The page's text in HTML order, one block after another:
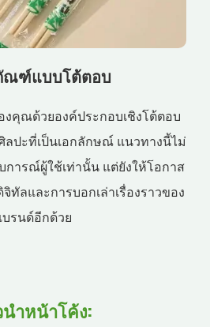
ณฑ์แบบโต้ตอบ
คุณด้วยองค์ประกอบเชิงโต้ตอบ
ลปะที่เป็นเอกลักษณ์ แนวทางนี้ไม่
การณ์ผู้ใช้เท่านั้น แต่ยังให้โอกาส
ทัลและการบอกเล่าเรื่องราวของ
รนด์อีกด้วย
นำหน้าโค้ง: